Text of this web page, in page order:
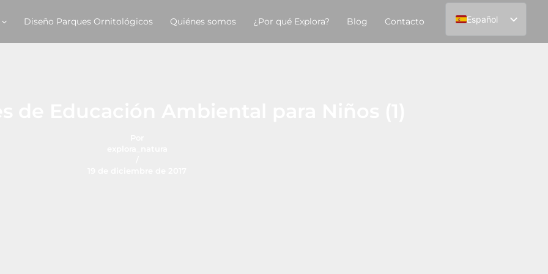
Diseño Parques Ornitológicos Quiénes somos ¿Por qué Explora? Blog Contacto
Español